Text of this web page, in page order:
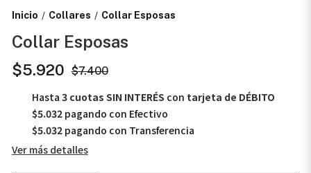
Inicio / Collares / Collar Esposas
Collar Esposas
$5.920 $7.400
Hasta 3 cuotas SIN INTERÉS con tarjeta de DÉBITO
$5.032pagando con Efectivo
$5.032pagando con Transferencia
Ver más detalles